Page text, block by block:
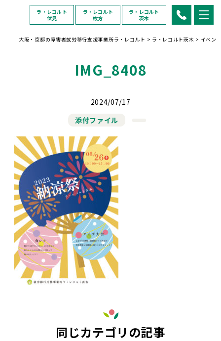
ラ・レコルト
伏見
ラ・レコルト
枚方
ラ・レコルト
茨木
大阪・京都の障害者就労移行支援事業所ラ・レコルト > ラ・レコルト茨木 > イベン
IMG_8408
2024/07/17
添付ファイル
同じカテゴリの記事